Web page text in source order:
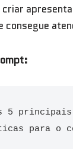
consegue
5
para o